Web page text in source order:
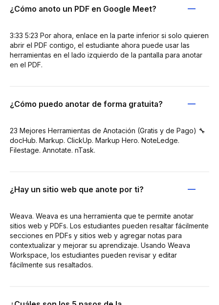
¿Cómo anoto un PDF en Google Meet?
3:33 5:23 Por ahora, enlace en la parte inferior si solo quieren
abrir el PDF contigo, el estudiante ahora puede usar las
herramientas en el lado izquierdo de la pantalla para anotar
en el PDF.
¿Cómo puedo anotar de forma gratuita?
23 Mejores Herramientas de Anotación (Gratis y de Pago) 🔧
docHub. Markup. ClickUp. Markup Hero. NoteLedge.
Filestage. Annotate. nTask.
¿Hay un sitio web que anote por ti?
Weava. Weava es una herramienta que te permite anotar
sitios web y PDFs. Los estudiantes pueden resaltar fácilmente
secciones en PDFs y sitios web y agregar notas para
contextualizar y mejorar su aprendizaje. Usando Weava
Workspace, los estudiantes pueden revisar y editar
fácilmente sus resaltados.